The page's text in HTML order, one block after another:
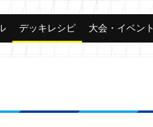
カード 大会
デッキレシピ 大会・イベント